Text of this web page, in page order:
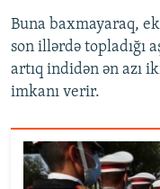
Buna baxmayaraq,
son illərdə topladığı
artıq indidən ən azı
imkanı verir.